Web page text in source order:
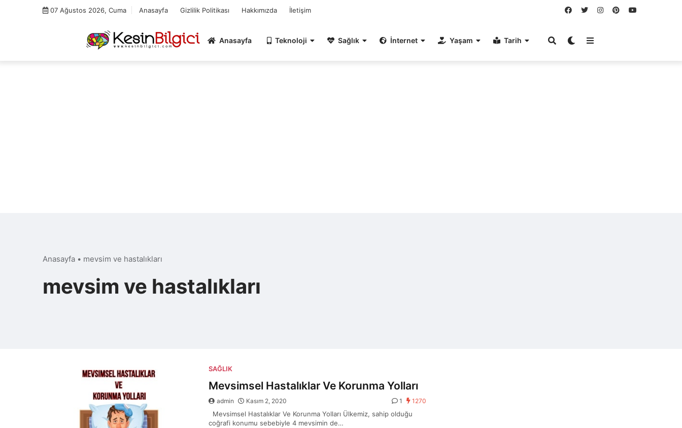
07 Ağustos 2026, Cuma Anasayfa Gizlilik Politikası Hakkımızda İletişim
Anasayfa Teknoloji Sağlık İnternet Yaşam Tarih
Anasayfa • mevsim ve hastalıkları
mevsim ve hastalıkları
SAĞLIK
Mevsimsel Hastalıklar Ve Korunma Yolları
admin Kasım 2, 2020 1 1270
Mevsimsel Hastalıklar Ve Korunma Yolları Ülkemiz, sahip olduğu
coğrafi konumu sebebiyle 4 mevsimin de…